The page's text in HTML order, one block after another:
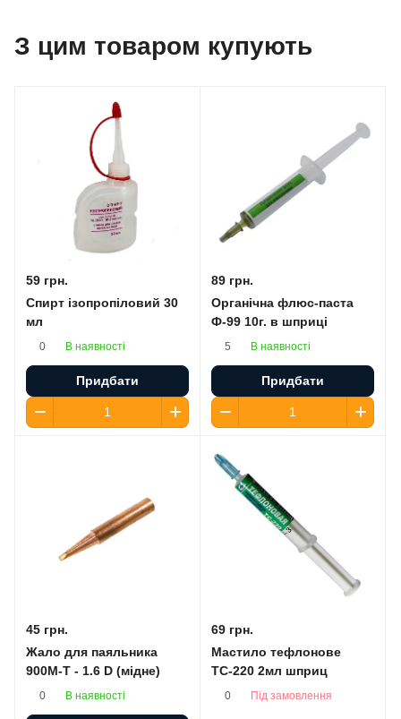
З цим товаром купують
59 грн.
Спирт ізопропіловий 30
мл
0 В наявності
Придбати
89 грн.
Органічна флюс-паста
Ф-99 10г. в шприці
5 В наявності
Придбати
45 грн.
Жало для паяльника
900M-T - 1.6 D (мідне)
0 В наявності
69 грн.
Мастило тефлонове
ТС-220 2мл шприц
0 Під замовлення